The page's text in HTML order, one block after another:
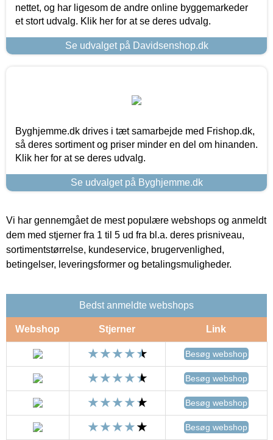
nettet, og har ligesom de andre online byggemarkeder
et stort udvalg. Klik her for at se deres udvalg.
Se udvalget på Davidsenshop.dk
Byghjemme.dk drives i tæt samarbejde med Frishop.dk,
så deres sortiment og priser minder en del om hinanden.
Klik her for at se deres udvalg.
Se udvalget på Byghjemme.dk
Vi har gennemgået de mest populære webshops og anmeldt
dem med stjerner fra 1 til 5 ud fra bl.a. deres prisniveau,
sortimentstørrelse, kundeservice, brugervenlighed,
betingelser, leveringsformer og betalingsmuligheder.
Bedst anmeldte webshops
Webshop Stjerner Link
Besøg webshop
Besøg webshop
Besøg webshop
Besøg webshop